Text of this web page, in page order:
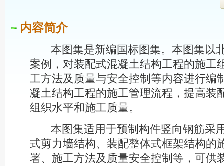
内容简介
本图集是新编国标图集。本图集以
案例，对装配式混凝土结构工程的施工
工方法及质量与安全控制等内容进行编
凝土结构工程的施工管理流程，提高装
组织水平和施工质量。
本图集适用于预制构件竖向钢筋采
式剪力墙结构、装配整体式框架结构的
署、施工方法及质量安全控制等，可供